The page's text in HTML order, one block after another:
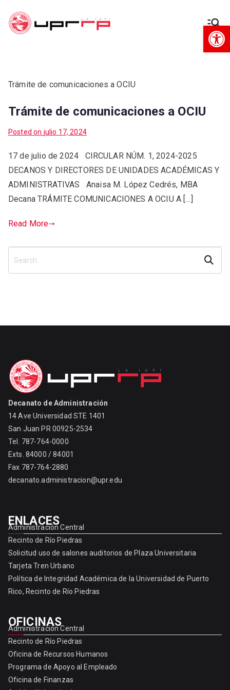
Administra
ción
Decanato de Administración
Trámite de comunicaciones a OCIU
Trámite de comunicaciones a OCIU
Posted on julio 17, 2024
17 de julio de 2024 CIRCULAR NÚM. 1, 2024-2025
DECANOS Y DIRECTORES DE UNIDADES ACADÉMICAS Y
ADMINISTRATIVAS Anaisa M. López Cedrés, MBA
Decana TRÁMITE COMUNICACIONES A OCIU A […]
Read More
Search
Decanato de Administración
14 Ave Universidad STE 1401
San Juan PR 00925-2534
Tel. 787-764-0000
Exts. 84000 / 84001
Fax 787-764-2880
decanato.administracion@upr.edu
ENLACES
Administración Central
Recinto de Río Piedras
Solicitud uso de salones auditorios de Plaza Universitaria
Tarjeta Tren Urbano
Política de Integridad Académica de la Universidad de Puerto
Rico, Recinto de Río Piedras
OFICINAS
Administración Central
Recinto de Río Piedras
Oficina de Recursos Humanos
Programa de Apoyo al Empleado
Oficina de Finanzas